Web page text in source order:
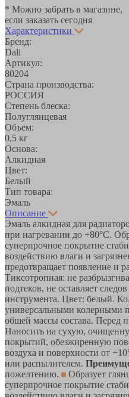
* Можно забрать в магазине,
если заказать сегодня
Характеристики
Бренд:
Dali
Артикул:
80204
Страна производства:
РОССИЯ
Степень блеска:
Полуглянцевая
Объем:
0,5 кг
Основа:
Алкидная
Цвет:
Белый
Тип товара:
Эмаль
Описание
Эмаль алкидная для
при нагревании до +80°С.
суперпрочное покрытие
воздействию влаги и
предотвращает появление и
Тиксотропная: не
подтеков, не оставляет
инструмента. Цвет: белый.
универсальными колерными
обшей массы состава. Перед
Наносить на сухую,
покрытий, обезжиренную
воздуха и поверхности от
или распылителем.
пожелтению.
Образует
суперпрочное покрытие